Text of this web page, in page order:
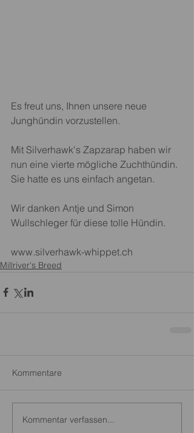
Es freut uns, Ihnen unsere neue
Junghündin vorzustellen.
Mit Silverhawk's Zapzarap haben wir
nun eine vierte mögliche Zuchthündin.
Sie hatte es uns einfach angetan.
Wir danken Antje und Simon
Wullschleger für diese tolle Hündin.
www.silverhawk-whippet.ch
Millriver's Breed
Kommentare
Kommentar verfassen...